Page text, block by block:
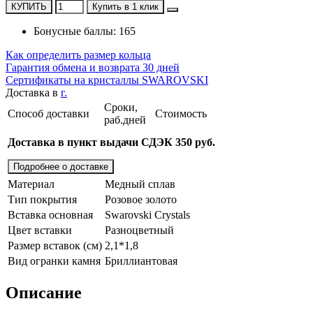
КУПИТЬ Купить в 1 клик
Бонусные баллы: 165
Как определить размер кольца
Гарантия обмена и возврата 30 дней
Сертификаты на кристаллы SWAROVSKI
Доставка в г.
Способ доставки
Сроки,
раб.дней
Стоимость
Доставка в пункт выдачи СДЭК 350 руб.
Подробнее о доставке
Материал
Медный сплав
Тип покрытия
Розовое золото
Вставка основная
Swarovski Crystals
Цвет вставки
Разноцветный
Размер вставок (см) 2,1*1,8
Вид огранки камня Бриллиантовая
Описание